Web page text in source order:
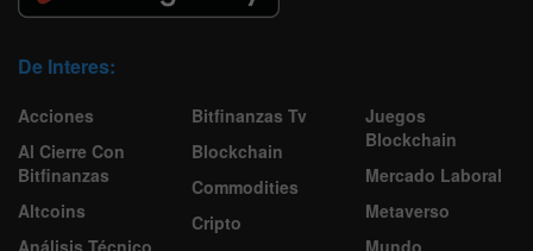
De Interes:
Acciones
Al Cierre Con
Bitfinanzas
Altcoins
Bitfinanzas Tv
Blockchain
Commodities
Cripto
Juegos
Blockchain
Mercado Laboral
Metaverso